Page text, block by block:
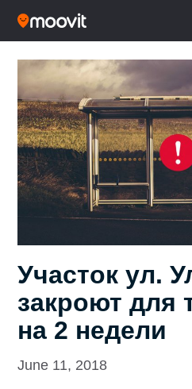
Участок ул.
закроют для
на 2 недели
June 11, 2018